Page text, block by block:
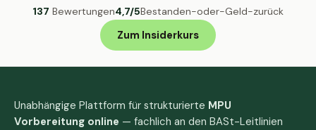
137 Bewertungen4,7/5Bestanden-oder-Geld-zurück
Zum Insiderkurs
Unabhängige Plattform für strukturierte MPU
Vorbereitung online — fachlich an den BASt-Leitlinien